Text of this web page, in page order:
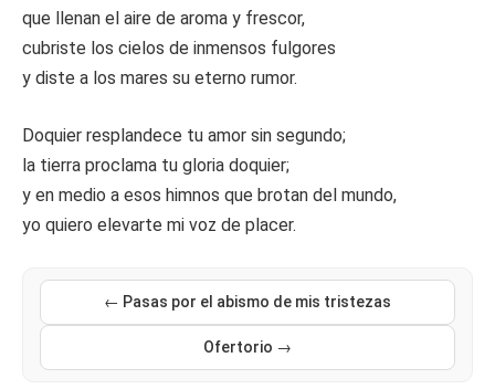
que llenan el aire de aroma y frescor,
cubriste los cielos de inmensos fulgores
y diste a los mares su eterno rumor.
Doquier resplandece tu amor sin segundo;
la tierra proclama tu gloria doquier;
y en medio a esos himnos que brotan del mundo,
yo quiero elevarte mi voz de placer.
← Pasas por el abismo de mis tristezas
Ofertorio →